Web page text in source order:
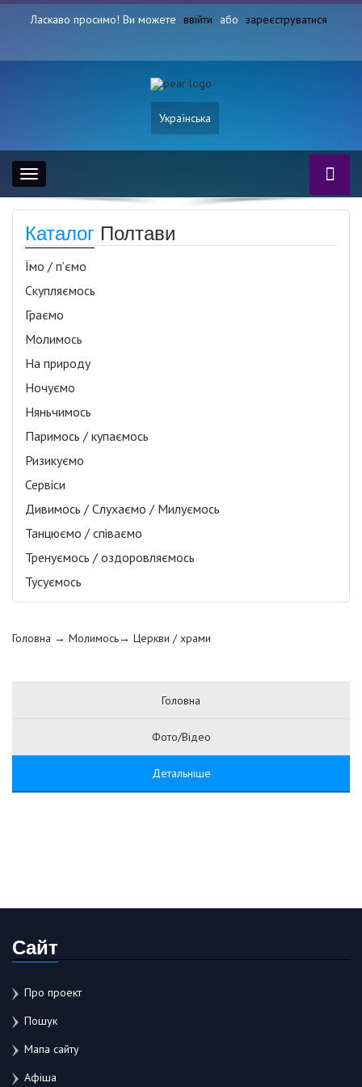
Ласкаво просимо! Ви можете ввійти або зареєструватися
Українська
Toggle
navigation
Каталог Полтави
Їмо / п’ємо
Скупляємось
Граємо
Молимось
На природу
Ночуємо
Няньчимось
Паримось / купаємось
Ризикуємо
Сервіси
Дивимось / Слухаємо / Милуємось
Танцюємо / співаємо
Тренуємось / оздоровляємось
Тусуємось
Головна → Молимось→ Церкви / храми
Головна
Фото/Відео
Детальніше
Сайт
Про проект
Пошук
Мапа сайту
Афіша